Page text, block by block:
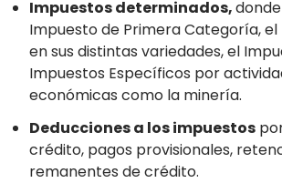
Impuestos determinados,
Impuesto de Primera Categoría,
en sus distintas variedades, el
Impuestos Específicos por
económicas como la minería.
Deducciones a los impuestos
crédito, pagos provisionales,
remanentes de crédito.